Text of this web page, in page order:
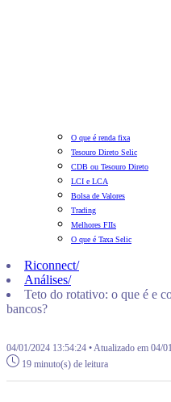
O que é renda fixa
Tesouro Direto Selic
CDB ou Tesouro Direto
LCI e LCA
Bolsa de Valores
Trading
Melhores FIIs
O que é Taxa Selic
Riconnect/
Análises/
Teto do rotativo: o que é e
bancos?
04/01/2024 13:54:24 • Atualizado em 04/
19 minuto(s) de leitura